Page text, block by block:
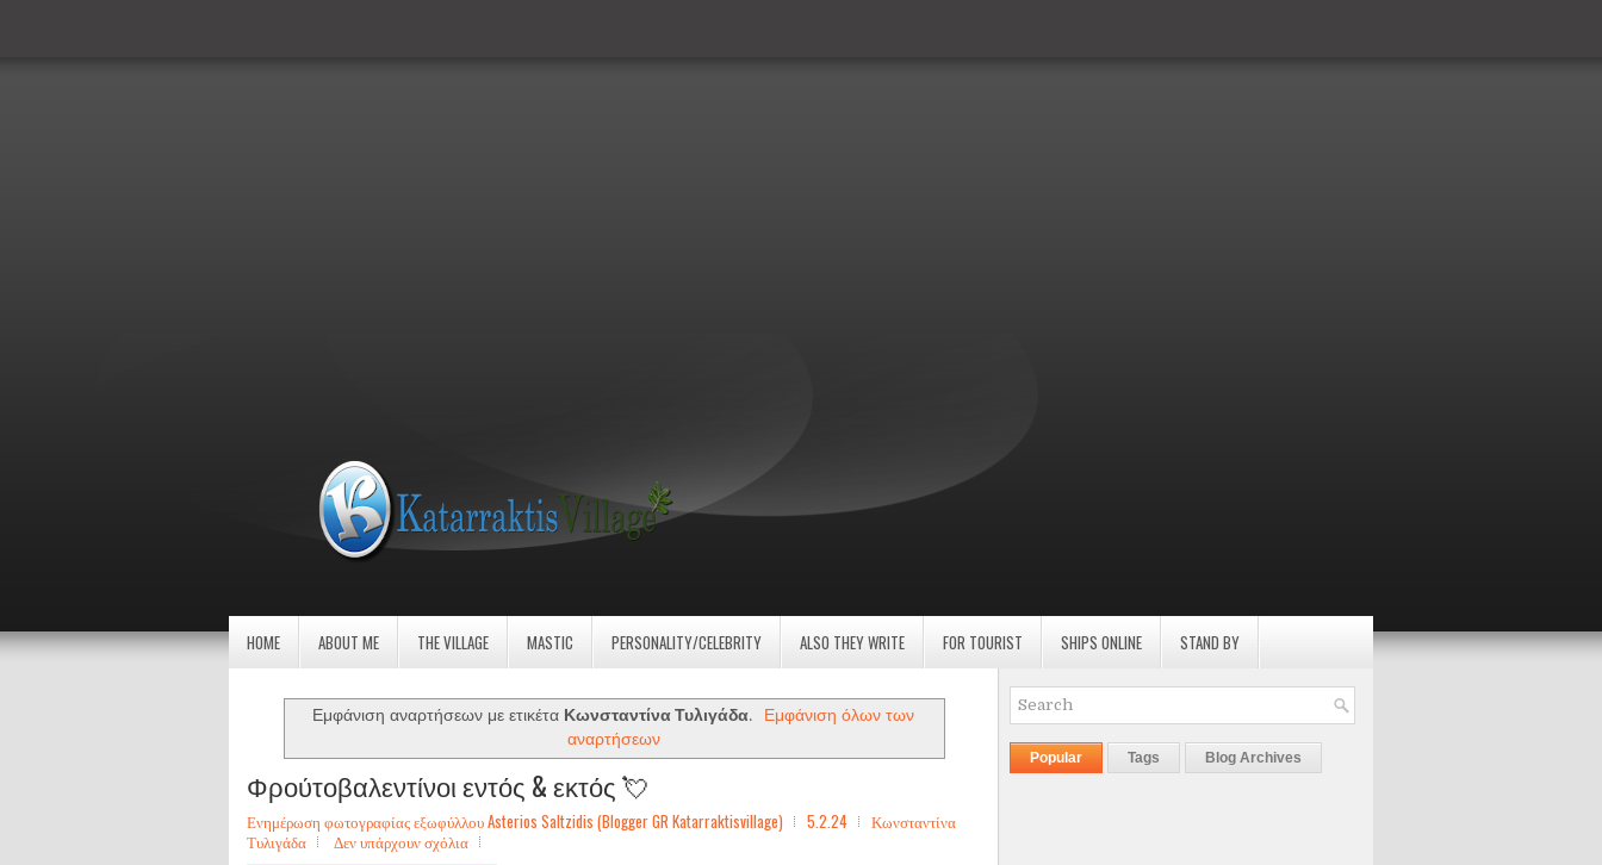
HOME ABOUT ME THE VILLAGE MASTIC PERSONALITY/CELEBRITY ALSO THEY WRITE FOR TOURIST SHIPS ONLINE STAND BY
Εμφάνιση αναρτήσεων με ετικέτα Κωνσταντίνα Τυλιγάδα.
Εμφάνιση όλων των
αναρτήσεων
Φρούτοβαλεντίνοι εντός & εκτός 💘
Ενημέρωση φωτογραφίας εξωφύλλου Asterios Saltzidis (Blogger GR Katarraktisvillage) 5.2.24
Κωνσταντίνα
Τυλιγάδα
Δεν υπάρχουν σχόλια
Popular Tags Blog Archives